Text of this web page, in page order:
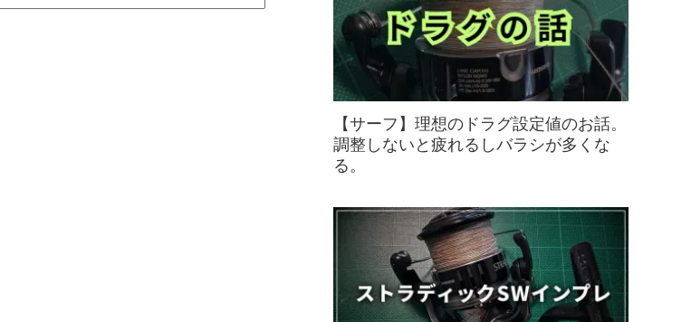
【サーフ】理想のドラグ設定値のお話。
調整しないと疲れるしバラシが多くな
る。